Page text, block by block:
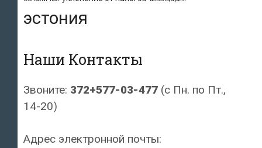
эстония
Наши Контакты
Звоните: 372+577-03-477 (с Пн. по Пт.,
14-20)
Адрес электронной почты: